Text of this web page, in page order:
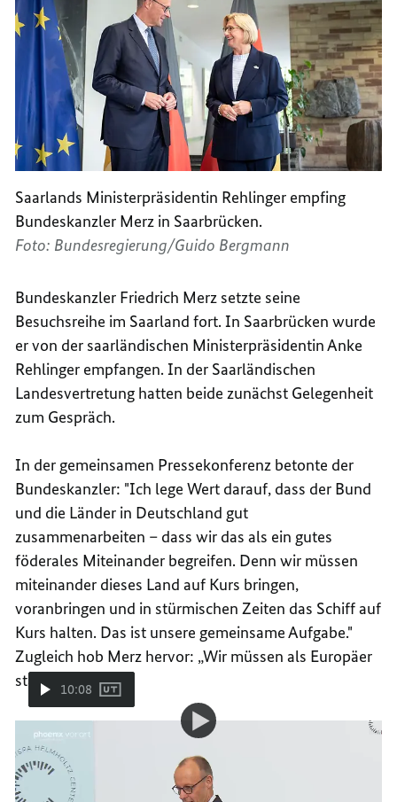
Saarlands Ministerpräsidentin Rehlinger empfing
Bundeskanzler Merz in Saarbrücken.
Foto: Bundesregierung/Guido Bergmann
Bundeskanzler Friedrich Merz setzte seine
Besuchsreihe im Saarland fort. In Saarbrücken wurde
er von der saarländischen Ministerpräsidentin Anke
Rehlinger empfangen. In der Saarländischen
Landesvertretung hatten beide zunächst Gelegenheit
zum Gespräch.
In der gemeinsamen Pressekonferenz betonte der
Bundeskanzler: "Ich lege Wert darauf, dass der Bund
und die Länder in Deutschland gut
zusammenarbeiten – dass wir das als ein gutes
föderales Miteinander begreifen. Denn wir müssen
miteinander dieses Land auf Kurs bringen,
voranbringen und in stürmischen Zeiten das Schiff auf
Kurs halten. Das ist unsere gemeinsame Aufgabe."
Zugleich hob Merz hervor: „Wir müssen als Europäer
stärker werden.”
10:08
Player:
Merz
im
Saarland:
„Das
Video Merz im Saarland: „Das Schiff auf Kurs halten”